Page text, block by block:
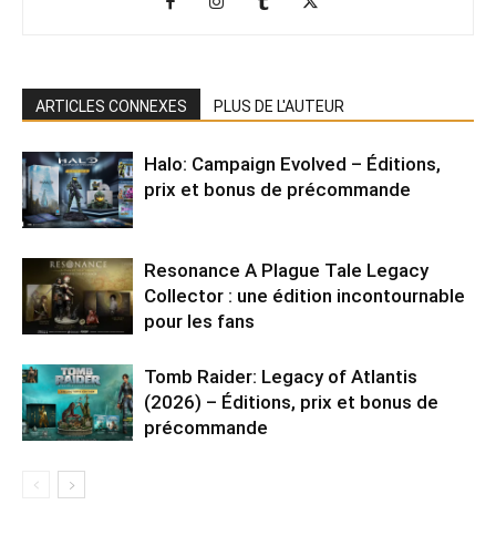
ARTICLES CONNEXES PLUS DE L'AUTEUR
Halo: Campaign Evolved – Éditions,
prix et bonus de précommande
Resonance A Plague Tale Legacy
Collector : une édition incontournable
pour les fans
Tomb Raider: Legacy of Atlantis
(2026) – Éditions, prix et bonus de
précommande